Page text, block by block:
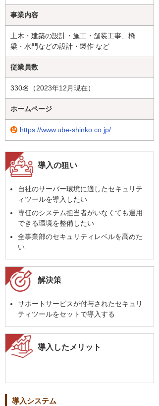
事業内容
土木・建築の設計・施工・舗装工事、橋
梁・水門などの設計・製作 など
従業員数
330名（2023年12月現在）
ホームページ
https://www.ube-shinko.co.jp/
導入の狙い
自社のサーバー環境に適したセキュリテ
ィツールを導入したい
専任のシステム担当者がいなくても運用
できる環境を整備したい
全事業部のセキュリティレベルを高めた
い
解決策
サポートサービスが付与されたセキュリ
ティツールをセットで導入する
導入したメリット
導入システム